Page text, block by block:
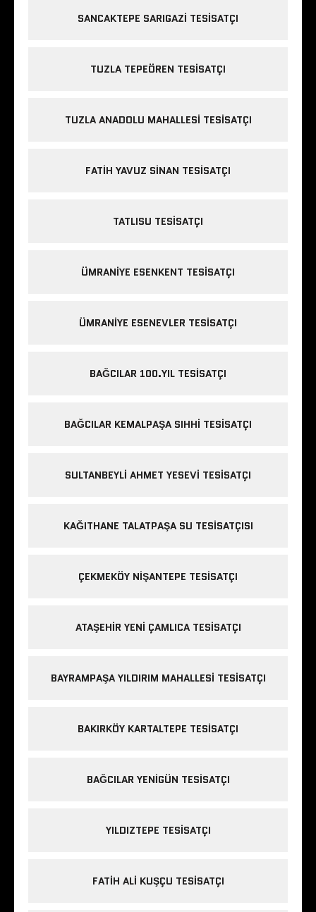
SANCAKTEPE SARIGAZI TESISATÇI
TUZLA TEPEÖREN TESISATÇI
TUZLA ANADOLU MAHALLESI TESISATÇI
FATIH YAVUZ SINAN TESISATÇI
TATLISU TESISATÇI
ÜMRANIYE ESENKENT TESISATÇI
ÜMRANIYE ESENEVLER TESISATÇI
BAĞCILAR 100.YIL TESISATÇI
BAĞCILAR KEMALPAŞA SIHHI TESISATÇI
SULTANBEYLI AHMET YESEVI TESISATÇI
KAĞITHANE TALATPAŞA SU TESISATÇISI
ÇEKMEKÖY NIŞANTEPE TESISATÇI
ATAŞEHIR YENI ÇAMLICA TESISATÇI
BAYRAMPAŞA YILDIRIM MAHALLESI TESISATÇI
BAKIRKÖY KARTALTEPE TESISATÇI
BAĞCILAR YENIGÜN TESISATÇI
YILDIZTEPE TESISATÇI
FATIH ALI KUŞÇU TESISATÇI